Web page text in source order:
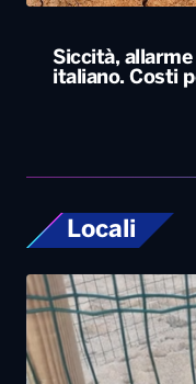
Siccità,
italiano. Costi
Locali